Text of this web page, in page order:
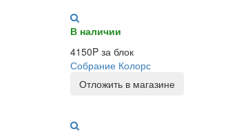
В наличии
4150P за блок
Собрание Колорс
Отложить в магазине